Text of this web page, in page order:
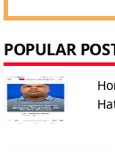
POPULAR